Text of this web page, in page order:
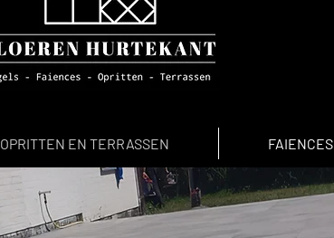
OPRITTEN EN TERRASSEN FAIENCES